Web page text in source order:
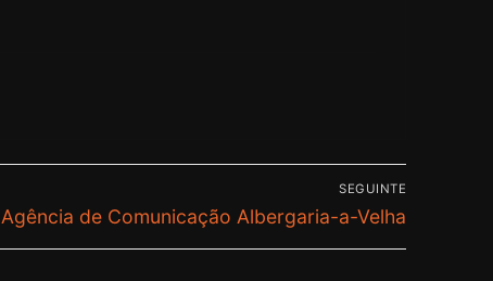
SEGUINTE
Agência de Comunicação Albergaria-a-Velha